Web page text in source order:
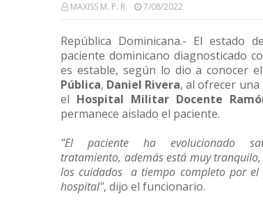
MAXISS M. P. R. 7/08/2022
República Dominicana.- El estado
paciente dominicano diagnosticado
es estable, según lo dio a conocer
Pública, Daniel Rivera, al ofrecer
el Hospital Militar Docente
permanece aislado el paciente.
"El paciente ha evolucionado
tratamiento, además está muy
los cuidados a tiempo completo por el
hospital", dijo el funcionario.